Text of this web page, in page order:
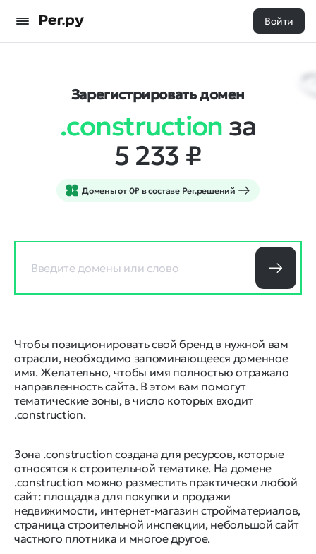
Войти
Зарегистрировать домен
.construction за
5 233 ₽
Домены от 0₽ в составе Рег.решений
Чтобы позиционировать свой бренд в нужной вам
отрасли, необходимо запоминающееся доменное
имя. Желательно, чтобы имя полностью отражало
направленность сайта. В этом вам помогут
тематические зоны, в число которых входит
.construction.
Зона .construction создана для ресурсов, которые
относятся к строительной тематике. На домене
.construction можно разместить практически любой
сайт: площадка для покупки и продажи
недвижимости, интернет-магазин стройматериалов,
страница строительной инспекции, небольшой сайт
частного плотника и многое другое.